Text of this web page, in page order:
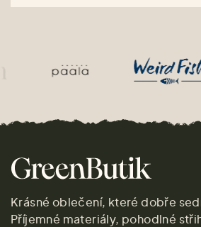
Krásné oblečení, které dobře
Příjemné materiály, pohodlné